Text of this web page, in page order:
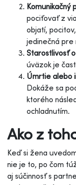
Komunikačný
pociťovať z
objatí,
jedinečná pre
Starostlivosť
úväzok je
Úmrtie alebo
Dokáže sa
ktorého
ochladnutím.
Ako z
Keď si žena
nie je to, po čom
aj súčinnosť s